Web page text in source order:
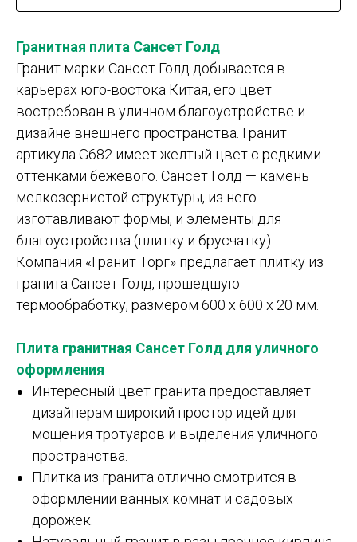
Гранитная плита Сансет Голд
Гранит марки Сансет Голд добывается в
карьерах юго-востока Китая, его цвет
востребован в уличном благоустройстве и
дизайне внешнего пространства. Гранит
артикула G682 имеет желтый цвет с редкими
оттенками бежевого. Сансет Голд — камень
мелкозернистой структуры, из него
изготавливают формы, и элементы для
благоустройства (плитку и брусчатку).
Компания «Гранит Торг» предлагает плитку из
гранита Сансет Голд, прошедшую
термообработку, размером 600 х 600 х 20 мм.
Плита гранитная Сансет Голд для уличного
оформления
Интересный цвет гранита предоставляет
дизайнерам широкий простор идей для
мощения тротуаров и выделения уличного
пространства.
Плитка из гранита отлично смотрится в
оформлении ванных комнат и садовых
дорожек.